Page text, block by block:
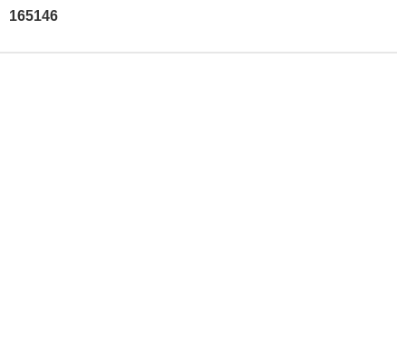
165146